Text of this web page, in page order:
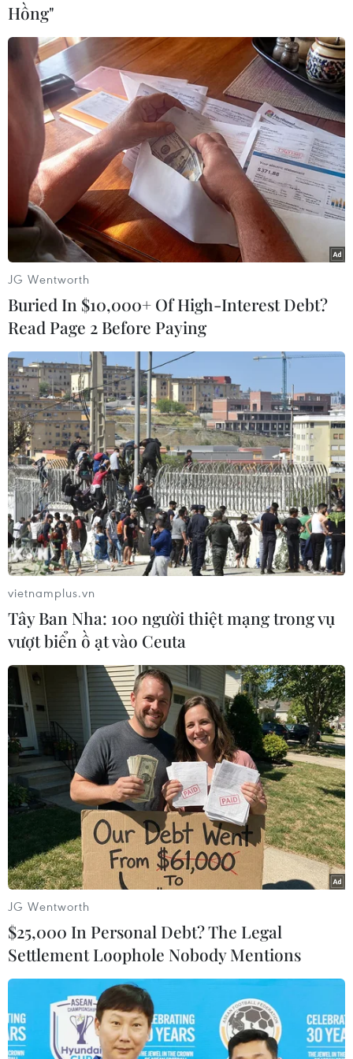
Đến nay, đoàn thể thao Trung Quốc đã giành
được 14 huy chương vàng, trong đó 11 huy
chương vàng là ở các nội dung trượt băng tốc
độ cự ly ngắn./.
(TTXVN/Vietnam+)
#Olympic mùa Đông Bắc Kinh
#Huy chương Vàng
#Huy chương Bạc
#Đoàn thể thao Trung Quốc
New Zealand
Theo dõi VietnamPlus
TIN LIÊN QUAN
Hình ảnh lộng lẫy của lễ khai mạc
Olympic mùa Đông Bắc Kinh 2022
Lễ khai mạc do đạo diễn nổi tiếng Trương Nghệ Mưu
chỉ đạo nghệ thuật gồm 15 nội dung, trong đó có lễ diễu
Hồng"
JG Wentworth
Buried In $10,000+ Of High-Interest Debt?
Read Page 2 Before Paying
vietnamplus.vn
Tây Ban Nha: 100 người thiệt mạng trong vụ
vượt biển ồ ạt vào Ceuta
JG Wentworth
$25,000 In Personal Debt? The Legal
Settlement Loophole Nobody Mentions